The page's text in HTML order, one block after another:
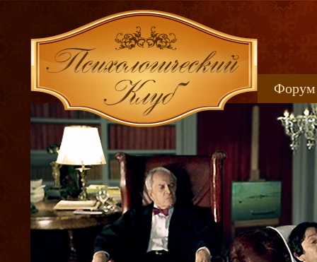
Форум